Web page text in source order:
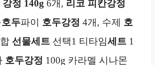
강정 140g 6개, 리코 피칸강정
호두파이 호두강정 4개, 수제 호
선물세트 선택1 티타임세트 1
호두강정 100g 카라멜 시나몬